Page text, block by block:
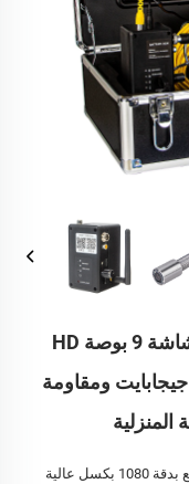
أفضل كاميرا تصريف ومجاري بشاشة 9 بوصة HD
1080P وتسجيل فيديو وصوت 16 جيجابايت ومقاومة
كاميرا فحص الصرف 9 بوصة مباشرة من المصنع بدقة 1080 بكسل عالية